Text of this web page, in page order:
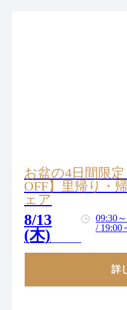
お盆の4日間限
OFF】里帰り・
ェア
8/13
(木)
09:30
/ 19:00
詳